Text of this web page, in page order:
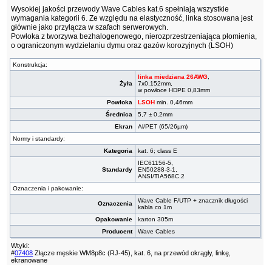
Wysokiej jakości przewody Wave Cables kat.6 spełniają wszystkie
wymagania kategorii 6. Ze względu na elastyczność, linka stosowana jest
głównie jako przyłącza w szafach serwerowych.
Powłoka z tworzywa bezhalogenowego, nierozprzestrzeniająca płomienia,
o ograniczonym wydzielaniu dymu oraz gazów korozyjnych (LSOH)
Konstrukcja:
Żyła
linka miedziana 26AWG,
7x0,152mm,
w powłoce HDPE 0,83mm
Powłoka
LSOH min. 0,46mm
Średnica
5,7 ± 0,2mm
Ekran
Al/PET (65/26µm)
Normy i standardy:
Kategoria
kat. 6; class E
Standardy
IEC61156-5,
EN50288-3-1,
ANSI/TIA568C.2
Oznaczenia i pakowanie:
Oznaczenia
Wave Cable F/UTP + znacznik długości
kabla co 1m
Opakowanie
karton 305m
Producent
Wave Cables
Wtyki:
#07408 Złącze męskie WM8p8c (RJ-45), kat. 6, na przewód okrągły, linkę,
ekranowane